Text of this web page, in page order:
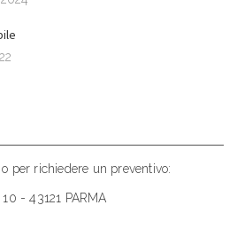
per richiedere un preventivo:
- 43121 PARMA